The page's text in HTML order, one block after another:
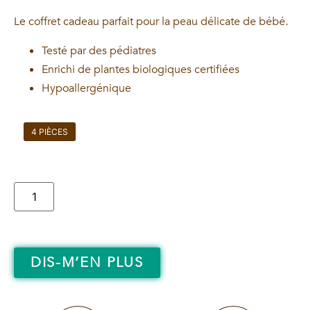
Le coffret cadeau parfait pour la peau délicate de bébé.
Testé par des pédiatres
Enrichi de plantes biologiques certifiées
Hypoallergénique
4 PIÈCES
DIS-M’EN PLUS